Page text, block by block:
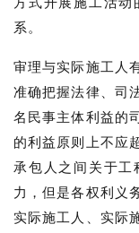
系。
审理与实际施工人
准确把握法律、司
名民事主体利益的
的利益原则上不应
承包人之间关于工
力，但是各权利义
实际施工人、实际